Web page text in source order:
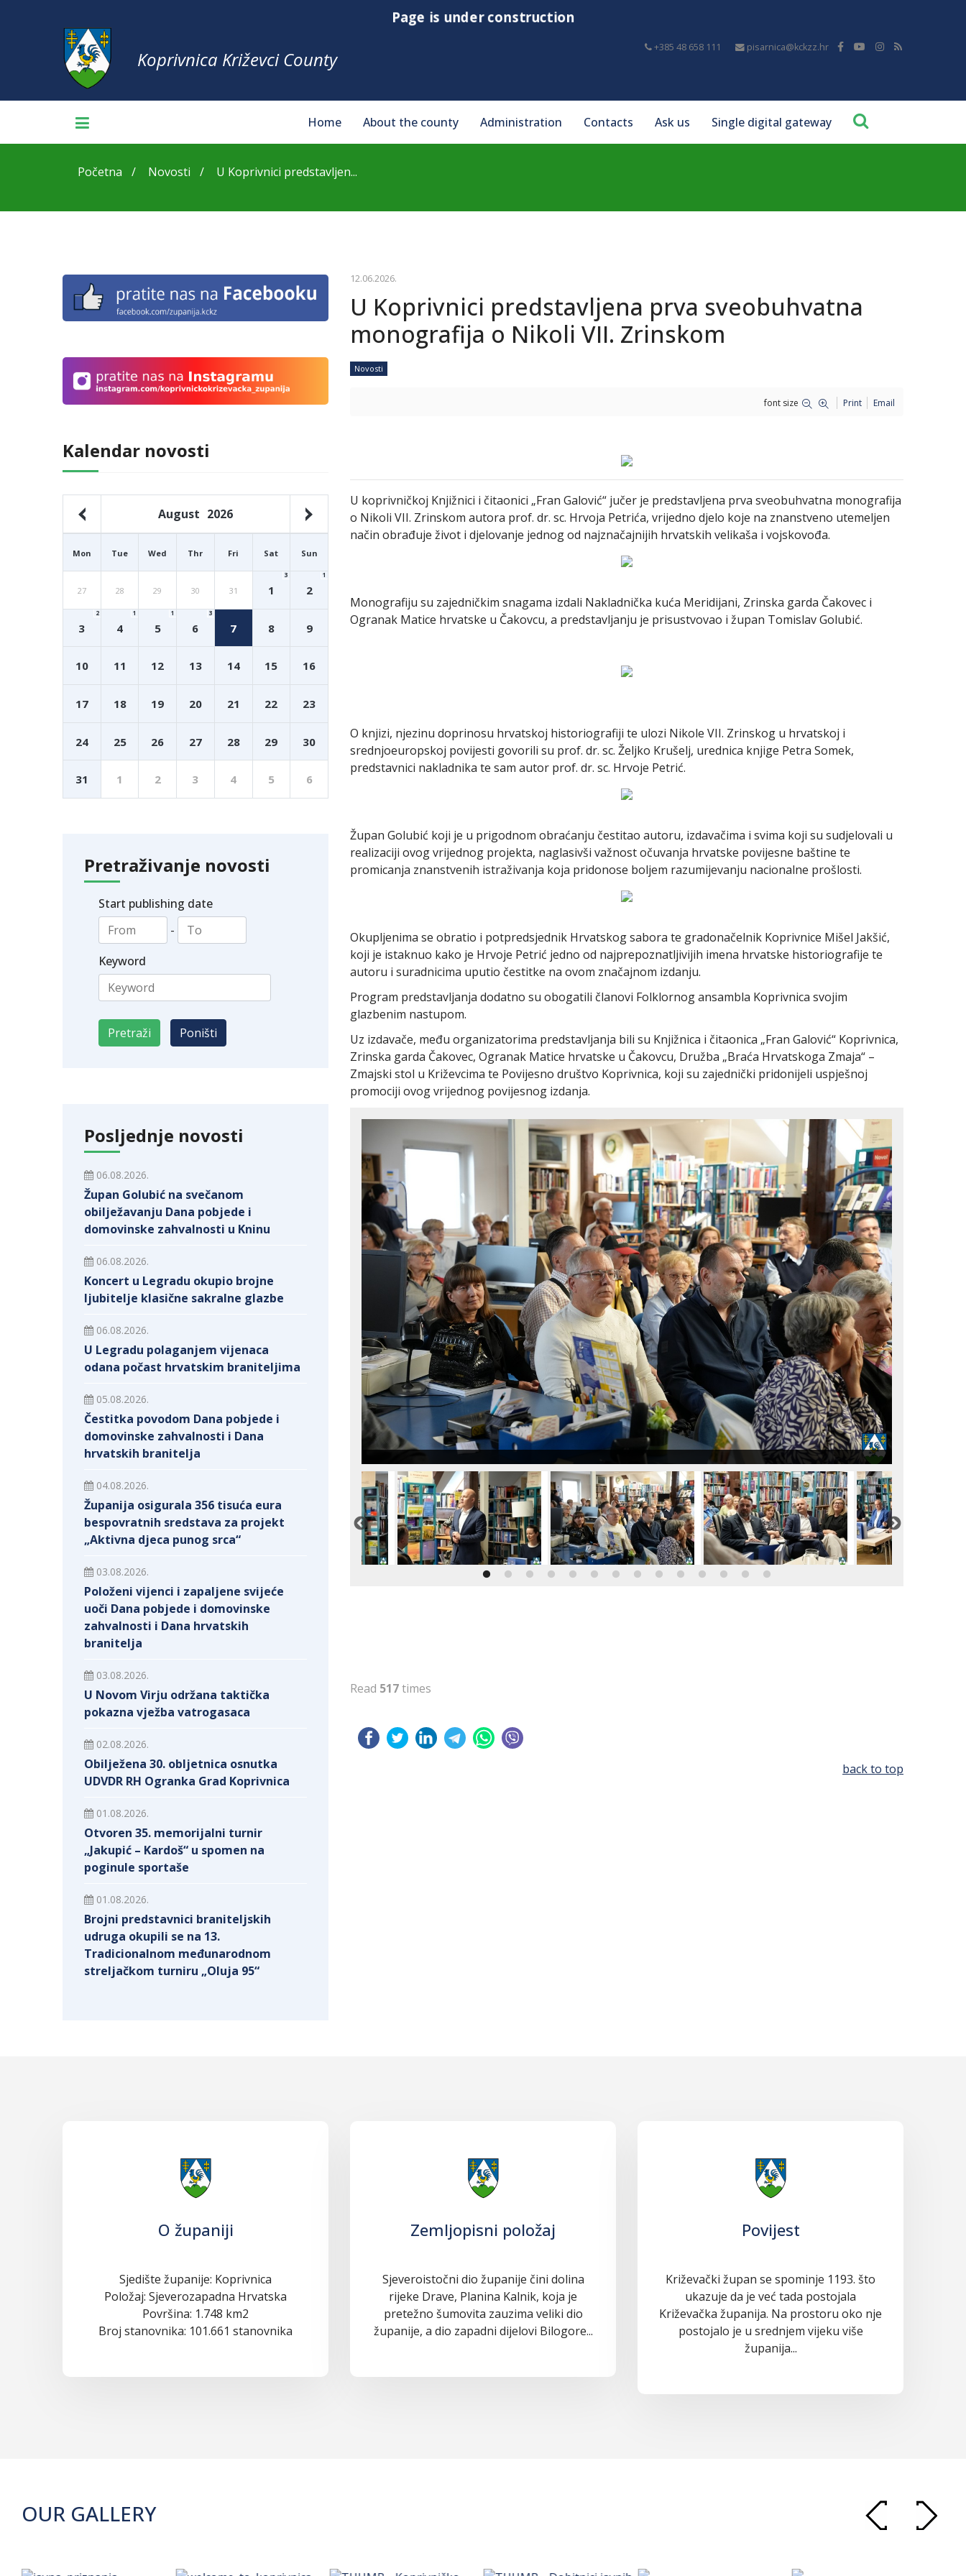
Page is under construction
+385 48 658 111 pisarnica@kckzz.hr
Koprivnica Križevci County
Home About the county Administration Contacts Ask us Single digital gateway
Početna Novosti U Koprivnici predstavljen...
Kalendar novosti
August 2026
Mon Tue Wed Thr Fri Sat Sun
27 28 29 30 31 1
3
2
1
3
2
4
1
5
1
6
3
7 8 9
10 11 12 13 14 15 16
17 18 19 20 21 22 23
24 25 26 27 28 29 30
31 1 2 3 4 5 6
Pretraživanje novosti
Start publishing date
-
Keyword
Posljednje novosti
06.08.2026.
Župan Golubić na svečanom
obilježavanju Dana pobjede i
domovinske zahvalnosti u Kninu
06.08.2026.
Koncert u Legradu okupio brojne
ljubitelje klasične sakralne glazbe
06.08.2026.
U Legradu polaganjem vijenaca
odana počast hrvatskim braniteljima
05.08.2026.
Čestitka povodom Dana pobjede i
domovinske zahvalnosti i Dana
hrvatskih branitelja
04.08.2026.
Županija osigurala 356 tisuća eura
bespovratnih sredstava za projekt
„Aktivna djeca punog srca“
03.08.2026.
Položeni vijenci i zapaljene svijeće
uoči Dana pobjede i domovinske
zahvalnosti i Dana hrvatskih
branitelja
03.08.2026.
U Novom Virju održana taktička
pokazna vježba vatrogasaca
02.08.2026.
Obilježena 30. obljetnica osnutka
UDVDR RH Ogranka Grad Koprivnica
01.08.2026.
Otvoren 35. memorijalni turnir
„Jakupić – Kardoš“ u spomen na
poginule sportaše
01.08.2026.
Brojni predstavnici braniteljskih
udruga okupili se na 13.
Tradicionalnom međunarodnom
streljačkom turniru „Oluja 95“
12.06.2026.
U Koprivnici predstavljena prva sveobuhvatna
monografija o Nikoli VII. Zrinskom
Novosti
font size Print Email
U koprivničkoj Knjižnici i čitaonici „Fran Galović“ jučer je predstavljena prva sveobuhvatna monografija
o Nikoli VII. Zrinskom autora prof. dr. sc. Hrvoja Petrića, vrijedno djelo koje na znanstveno utemeljen
način obrađuje život i djelovanje jednog od najznačajnijih hrvatskih velikaša i vojskovođa.
Monografiju su zajedničkim snagama izdali Nakladnička kuća Meridijani, Zrinska garda Čakovec i
Ogranak Matice hrvatske u Čakovcu, a predstavljanju je prisustvovao i župan Tomislav Golubić.
O knjizi, njezinu doprinosu hrvatskoj historiografiji te ulozi Nikole VII. Zrinskog u hrvatskoj i
srednjoeuropskoj povijesti govorili su prof. dr. sc. Željko Krušelj, urednica knjige Petra Somek,
predstavnici nakladnika te sam autor prof. dr. sc. Hrvoje Petrić.
Župan Golubić koji je u prigodnom obraćanju čestitao autoru, izdavačima i svima koji su sudjelovali u
realizaciji ovog vrijednog projekta, naglasivši važnost očuvanja hrvatske povijesne baštine te
promicanja znanstvenih istraživanja koja pridonose boljem razumijevanju nacionalne prošlosti.
Okupljenima se obratio i potpredsjednik Hrvatskog sabora te gradonačelnik Koprivnice Mišel Jakšić,
koji je istaknuo kako je Hrvoje Petrić jedno od najprepoznatljivijih imena hrvatske historiografije te
autoru i suradnicima uputio čestitke na ovom značajnom izdanju.
Program predstavljanja dodatno su obogatili članovi Folklornog ansambla Koprivnica svojim
glazbenim nastupom.
Uz izdavače, među organizatorima predstavljanja bili su Knjižnica i čitaonica „Fran Galović“ Koprivnica,
Zrinska garda Čakovec, Ogranak Matice hrvatske u Čakovcu, Družba „Braća Hrvatskoga Zmaja“ –
Zmajski stol u Križevcima te Povijesno društvo Koprivnica, koji su zajednički pridonijeli uspješnoj
promociji ovog vrijednog povijesnog izdanja.
Read 517times
back to top
O županiji
Sjedište županije: Koprivnica
Položaj: Sjeverozapadna Hrvatska
Površina: 1.748 km2
Broj stanovnika: 101.661 stanovnika
Zemljopisni položaj
Sjeveroistočni dio županije čini dolina
rijeke Drave, Planina Kalnik, koja je
pretežno šumovita zauzima veliki dio
županije, a dio zapadni dijelovi Bilogore...
Povijest
Križevački župan se spominje 1193. što
ukazuje da je već tada postojala
Križevačka županija. Na prostoru oko nje
postojalo je u srednjem vijeku više
županija...
OUR GALLERY